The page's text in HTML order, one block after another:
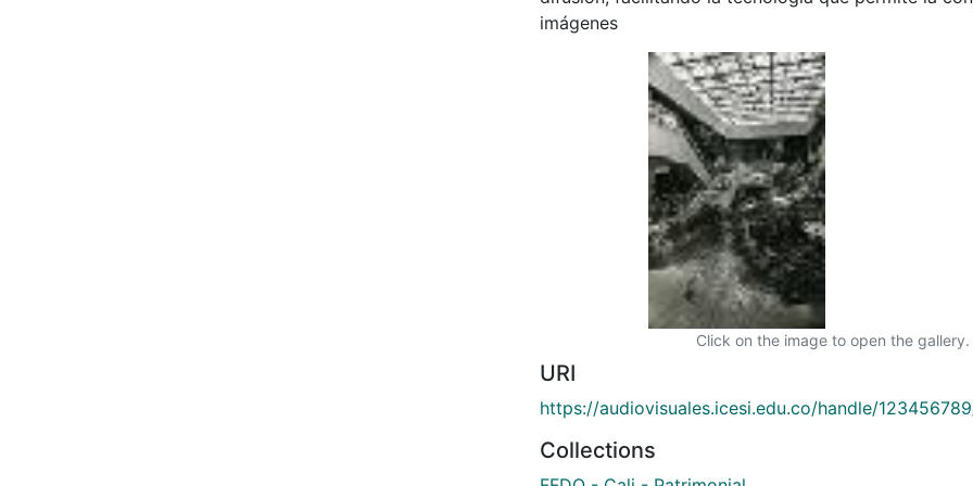
imágenes
Click on the image to open the gallery.
URI
https://audiovisuales.icesi.edu.co/handle/
Collections